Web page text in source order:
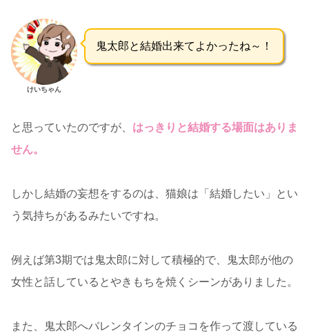
けいちゃん
鬼太郎と結婚出来てよかったね～！
と思っていたのですが、 はっきりと結婚する場面はありま
せん。
しかし結婚の妄想をするのは、猫娘は「結婚したい」とい
う気持ちがあるみたいですね。
例えば第3期では鬼太郎に対して積極的で、鬼太郎が他の
女性と話しているとやきもちを焼くシーンがありました。
また、鬼太郎へバレンタインのチョコを作って渡している